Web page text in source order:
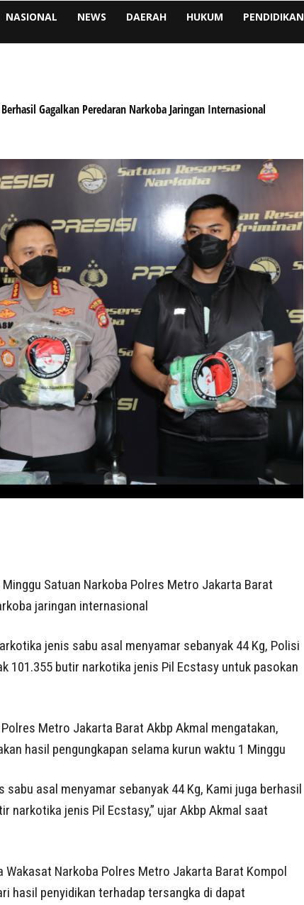
NASIONAL NEWS DAERAH HUKUM PENDIDIKAN
Gagalkan Peredaran Narkoba Jaringan Internasional
Minggu Satuan Narkoba Polres Metro Jakarta Barat
jaringan internasional
jenis sabu asal menyamar sebanyak 44 Kg, Polisi
101.355 butir narkotika jenis Pil Ecstasy untuk pasokan
Metro Jakarta Barat Akbp Akmal mengatakan,
hasil pengungkapan selama kurun waktu 1 Minggu
sabu asal menyamar sebanyak 44 Kg, Kami juga berhasil
narkotika jenis Pil Ecstasy,” ujar Akbp Akmal saat
Wakasat Narkoba Polres Metro Jakarta Barat Kompol
hasil penyidikan terhadap tersangka di dapat